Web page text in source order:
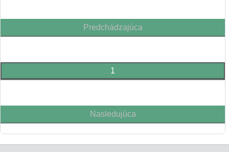
Predchádzajúca
1
Nasledujúca